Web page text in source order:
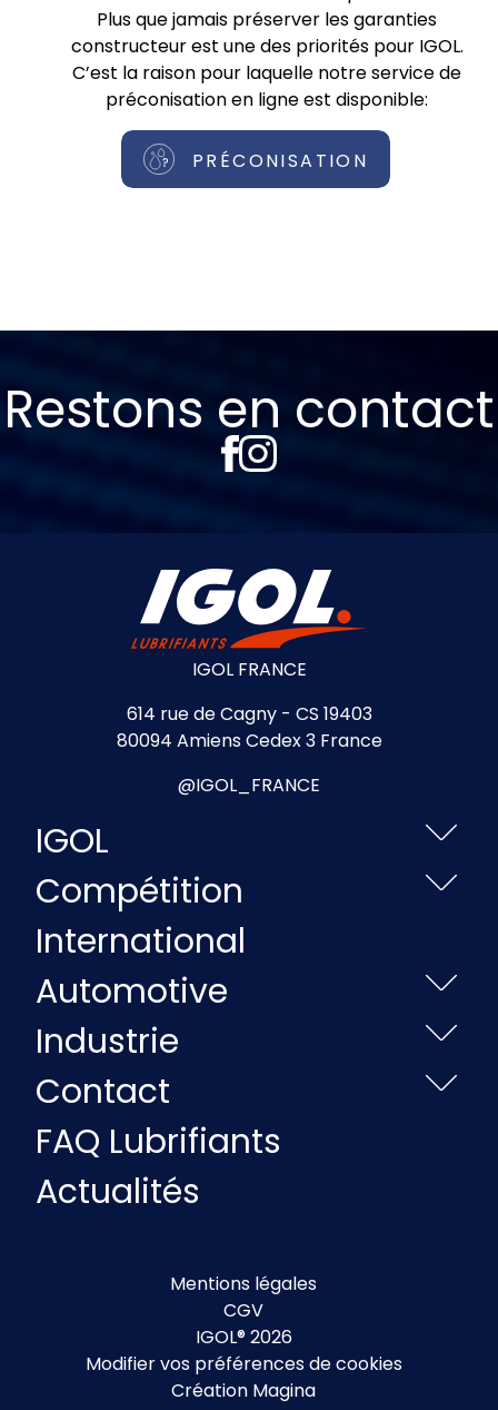
Plus que jamais préserver les garanties
constructeur est une des priorités pour IGOL.
C’est la raison pour laquelle notre service de
préconisation en ligne est disponible:
PRÉCONISATION
Restons en contact
IGOL FRANCE
614 rue de Cagny - CS 19403
80094 Amiens Cedex 3 France
@IGOL_FRANCE
IGOL
Compétition
International
Automotive
Industrie
Contact
FAQ Lubrifiants
Actualités
Mentions légales
CGV
IGOL® 2026
Modifier vos préférences de cookies
Création Magina